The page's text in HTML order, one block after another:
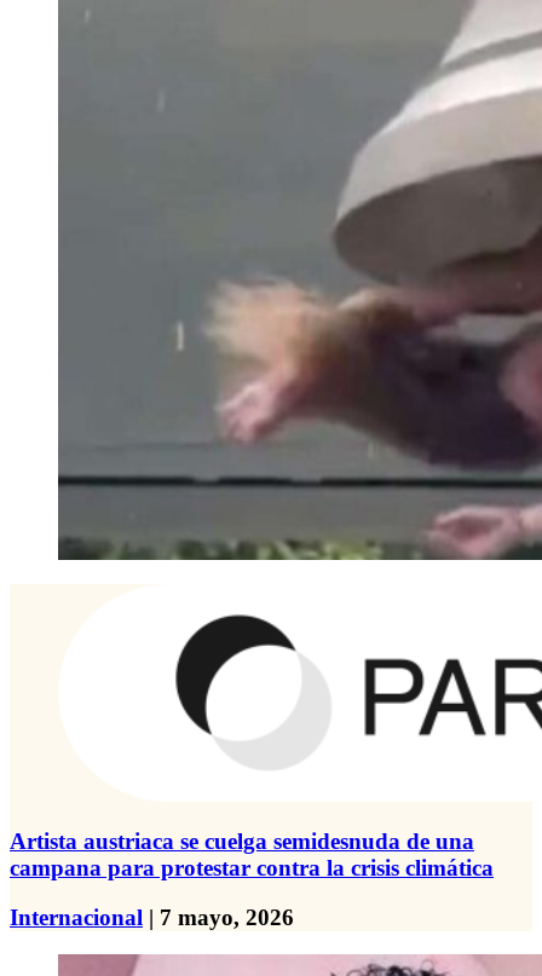
Artista austriaca se cuelga semidesnuda de una
campana para protestar contra la crisis climática
Internacional | 7 mayo, 2026